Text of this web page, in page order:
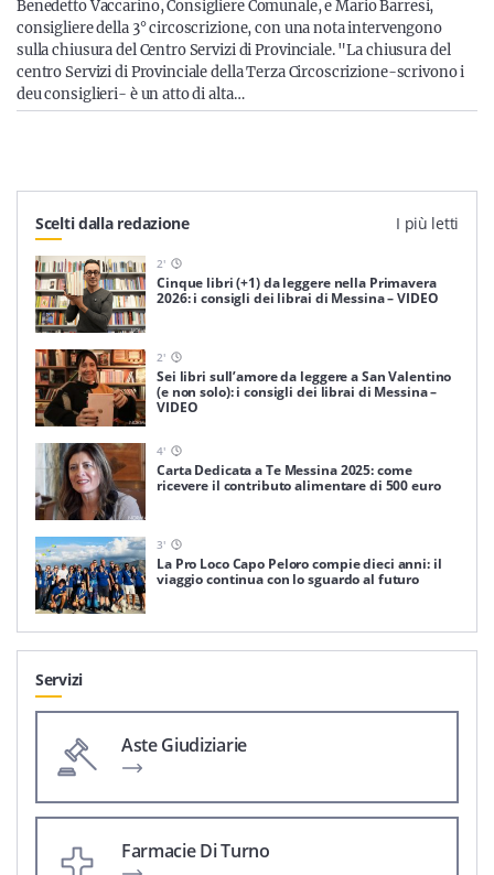
Benedetto Vaccarino, Consigliere Comunale, e Mario Barresi,
consigliere della 3° circoscrizione, con una nota intervengono
sulla chiusura del Centro Servizi di Provinciale. "La chiusura del
centro Servizi di Provinciale della Terza Circoscrizione-scrivono i
deu consiglieri- è un atto di alta…
Scelti dalla redazione I più letti
2'
Cinque libri (+1) da leggere nella Primavera
2026: i consigli dei librai di Messina – VIDEO
2'
Sei libri sull’amore da leggere a San Valentino
(e non solo): i consigli dei librai di Messina –
VIDEO
4'
Carta Dedicata a Te Messina 2025: come
ricevere il contributo alimentare di 500 euro
3'
La Pro Loco Capo Peloro compie dieci anni: il
viaggio continua con lo sguardo al futuro
Servizi
Aste Giudiziarie
Farmacie Di Turno